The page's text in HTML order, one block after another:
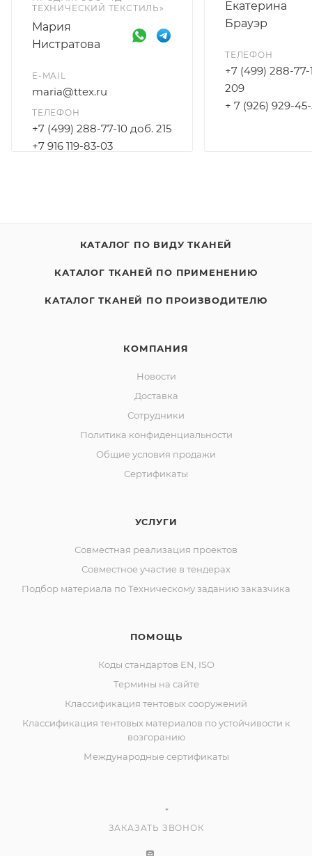
ТЕХНИЧЕСКИЙ ТЕКСТИЛЬ»
Мария
Нистратова
E-MAIL
maria@ttex.ru
ТЕЛЕФОН
+7 (499) 288-77-10 доб. 215
+7 916 119-83-03
Екатерина
Брауэр
ТЕЛЕФОН
+7 (499) 288-77-
209
+ 7 (926) 929-
КАТАЛОГ ПО ВИДУ ТКАНЕЙ
КАТАЛОГ ТКАНЕЙ ПО ПРИМЕНЕНИЮ
КАТАЛОГ ТКАНЕЙ ПО ПРОИЗВОДИТЕЛЮ
КОМПАНИЯ
Новости
Доставка
Сотрудники
Политика конфиденциальности
Общие условия продажи
Сертификаты
УСЛУГИ
Совместная реализация проектов
Совместное участие в тендерах
Подбор материала по Техническому заданию заказчика
ПОМОЩЬ
Коды стандартов EN, ISO
Термины на сайте
Классификация тентовых сооружений
Классификация тентовых материалов по устойчивости к
возгоранию
Международные сертификаты
ЗАКАЗАТЬ ЗВОНОК